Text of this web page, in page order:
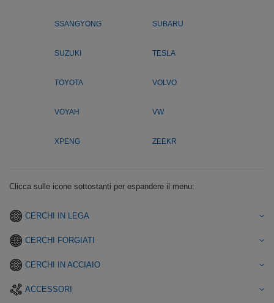
SSANGYONG SUBARU
SUZUKI TESLA
TOYOTA VOLVO
VOYAH VW
XPENG ZEEKR
Clicca sulle icone sottostanti per espandere il menu:
CERCHI IN LEGA
CERCHI FORGIATI
CERCHI IN ACCIAIO
ACCESSORI